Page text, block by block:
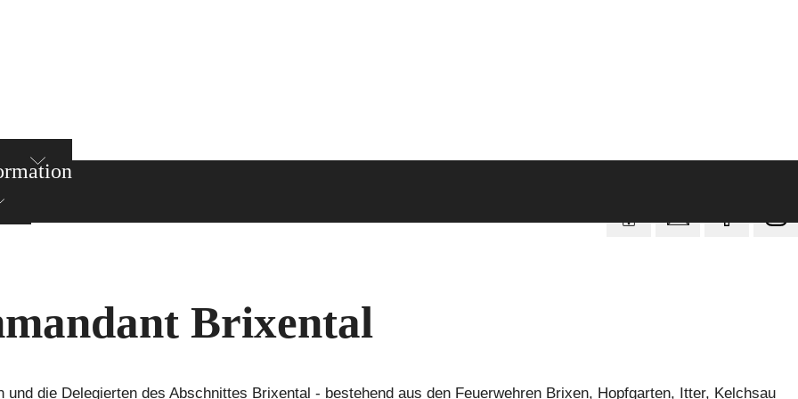
Brixental
die Delegierten des Abschnittes Brixental - bestehend aus den Feuerwehren Brixen, Hopfgarten, Itter, Kelchsau